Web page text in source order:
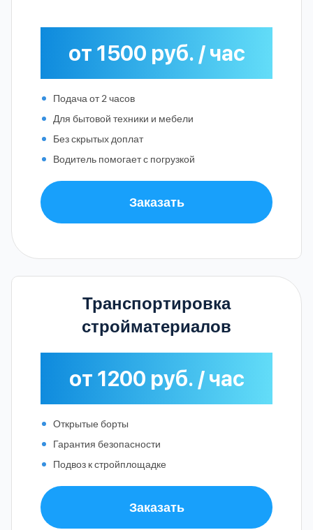
от 1500 руб. / час
Подача от 2 часов
Для бытовой техники и мебели
Без скрытых доплат
Водитель помогает с погрузкой
Заказать
Транспортировка
стройматериалов
от 1200 руб. / час
Открытые борты
Гарантия безопасности
Подвоз к стройплощадке
Заказать